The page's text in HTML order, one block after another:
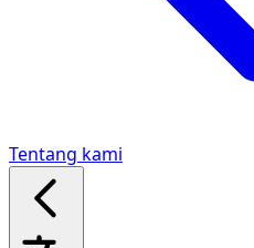
Tentang kami